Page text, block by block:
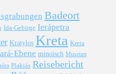
Badeort
Ida-Gebirge Ierápetra
Kratylos Kreta Kreta
Ebene minoisch Museum
Plakiás Reisebericht